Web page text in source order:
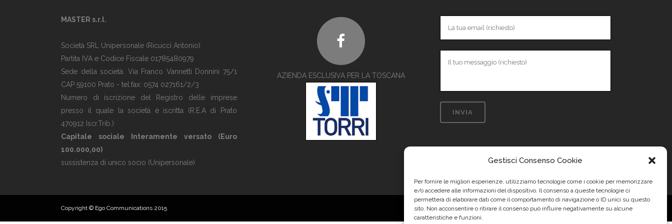
Gestisci Consenso Cookie
Per fornire le migliori esperienze, utilizziamo tecnologie come i cookie per memorizzare
e/o accedere alle informazioni del dispositivo. Il consenso a queste tecnologie ci
permetterà di elaborare dati come il comportamento di navigazione o ID unici su questo
sito. Non acconsentire o ritirare il consenso può influire negativamente su alcune
caratteristiche e funzioni.
MASTER s.r.l.
Società SRL Unipersonale (Ricucci Antonio)
Partita IVA e Codice Fiscale 01785480979
Sede della società: Via Franco Vannetti Donnini 75/1
CAP 59100 Prato - tel.fax: 0574 027161/2/3
Numero di iscrizione del Registro delle imprese
presso il quale la società è iscritta (R.E.A di Prato
470912 Iscr.Trib.)
Capitale sociale Interamente versato (Euro
100.000,00)
sussistenza di unico socio (Unipersonale)
AZIENDA ESCLUSIVA PER LA TOSCANA
Copyright © Ego Communications 2015